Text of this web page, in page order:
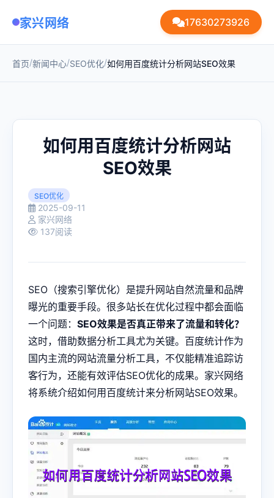
家兴网络 17630273926
首页/新闻中心/SEO优化/如何用百度统计分析网站SEO效果
如何用百度统计分析网站
SEO效果
SEO优化
2025-09-11
家兴网络
137阅读
SEO（搜索引擎优化）是提升网站自然流量和品牌
曝光的重要手段。很多站长在优化过程中都会面临
一个问题： SEO效果是否真正带来了流量和转化？
这时，借助数据分析工具尤为关键。百度统计作为
国内主流的网站流量分析工具，不仅能精准追踪访
客行为，还能有效评估SEO优化的成果。家兴网络
将系统介绍如何用百度统计来分析网站SEO效果。